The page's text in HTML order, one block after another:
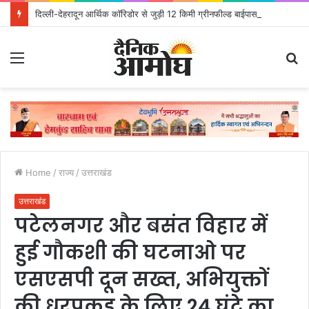
Home / राज्य / उत्तराखंड
उत्तराखंड
पटेलनगर और बसंत विहार में
हुई गौकशी की घटनाओ पर
एसएसपी दून सख्त, अभियुक्तों